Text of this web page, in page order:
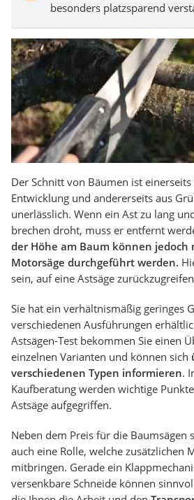
besonders platzsparend
Der Schnitt von Bäumen ist
Entwicklung und andererseits aus
unerlässlich. Wenn ein Ast zu lang
brechen droht, muss er entfernt
der Höhe am Baum können
Motorsäge durchgeführt werden.
sein, auf eine Astsäge
Sie hat ein verhältnismäßig geringes
verschiedenen Ausführungen
Astsägen-Test bekommen Sie einen
einzelnen Varianten und können sich
verschiedenen Typen informieren.
Kaufberatung werden wichtige
Astsäge aufgegriffen.
Neben dem Preis für die Baumsägen
auch eine Rolle, welche zusätzlichen
mitbringen. Gerade ein
versenkbare Schneide können